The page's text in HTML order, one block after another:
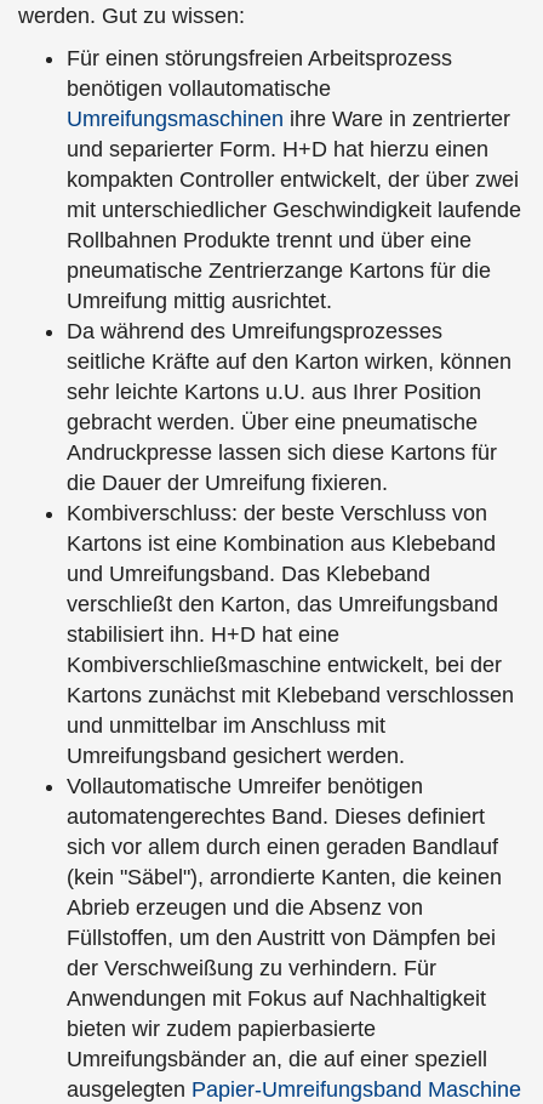
werden. Gut zu wissen:
Für einen störungsfreien Arbeitsprozess
benötigen vollautomatische
Umreifungsmaschinen ihre Ware in zentrierter
und separierter Form. H+D hat hierzu einen
kompakten Controller entwickelt, der über zwei
mit unterschiedlicher Geschwindigkeit laufende
Rollbahnen Produkte trennt und über eine
pneumatische Zentrierzange Kartons für die
Umreifung mittig ausrichtet.
Da während des Umreifungsprozesses
seitliche Kräfte auf den Karton wirken, können
sehr leichte Kartons u.U. aus Ihrer Position
gebracht werden. Über eine pneumatische
Andruckpresse lassen sich diese Kartons für
die Dauer der Umreifung fixieren.
Kombiverschluss: der beste Verschluss von
Kartons ist eine Kombination aus Klebeband
und Umreifungsband. Das Klebeband
verschließt den Karton, das Umreifungsband
stabilisiert ihn. H+D hat eine
Kombiverschließmaschine entwickelt, bei der
Kartons zunächst mit Klebeband verschlossen
und unmittelbar im Anschluss mit
Umreifungsband gesichert werden.
Vollautomatische Umreifer benötigen
automatengerechtes Band. Dieses definiert
sich vor allem durch einen geraden Bandlauf
(kein "Säbel"), arrondierte Kanten, die keinen
Abrieb erzeugen und die Absenz von
Füllstoffen, um den Austritt von Dämpfen bei
der Verschweißung zu verhindern. Für
Anwendungen mit Fokus auf Nachhaltigkeit
bieten wir zudem papierbasierte
Umreifungsbänder an, die auf einer speziell
ausgelegten Papier-Umreifungsband Maschine